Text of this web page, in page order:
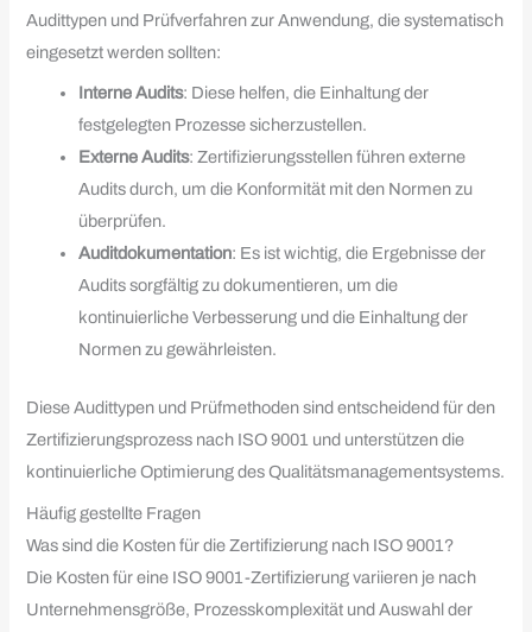
Audittypen und Prüfverfahren zur Anwendung, die systematisch
eingesetzt werden sollten:
Interne Audits: Diese helfen, die Einhaltung der
festgelegten Prozesse sicherzustellen.
Externe Audits: Zertifizierungsstellen führen externe
Audits durch, um die Konformität mit den Normen zu
überprüfen.
Auditdokumentation: Es ist wichtig, die Ergebnisse der
Audits sorgfältig zu dokumentieren, um die
kontinuierliche Verbesserung und die Einhaltung der
Normen zu gewährleisten.
Diese Audittypen und Prüfmethoden sind entscheidend für den
Zertifizierungsprozess nach ISO 9001 und unterstützen die
kontinuierliche Optimierung des Qualitätsmanagementsystems.
Häufig gestellte Fragen
Was sind die Kosten für die Zertifizierung nach ISO 9001?
Die Kosten für eine ISO 9001-Zertifizierung variieren je nach
Unternehmensgröße, Prozesskomplexität und Auswahl der